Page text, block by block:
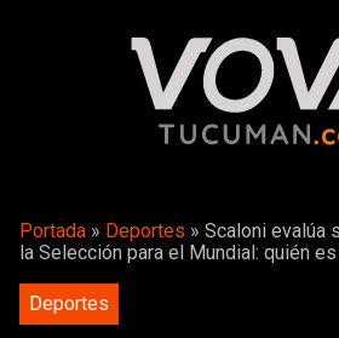
Portada » Deportes » Scaloni evalúa
la Selección para el Mundial: quién
Deportes